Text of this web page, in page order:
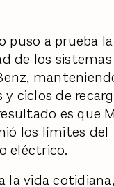
puso a prueba
de los
y ciclos de
es que
los límites del
eléctrico.
la vida